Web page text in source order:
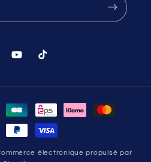
YouTubeTikTok
électronique propulsé par